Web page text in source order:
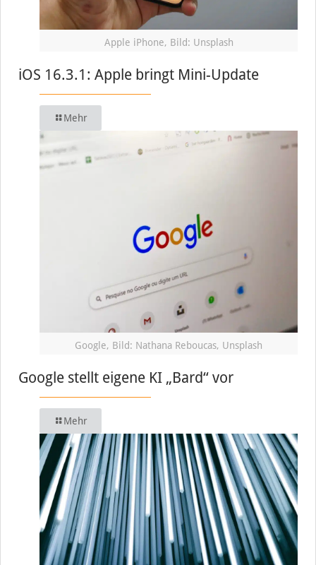
Apple iPhone, Bild: Unsplash
iOS 16.3.1: Apple bringt Mini-Update
Mehr
Google, Bild: Nathana Reboucas, Unsplash
Google stellt eigene KI „Bard“ vor
Mehr